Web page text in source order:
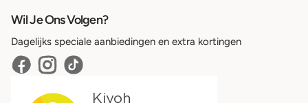
Wil Je Ons Volgen?
Dagelijks speciale aanbiedingen en extra kortingen